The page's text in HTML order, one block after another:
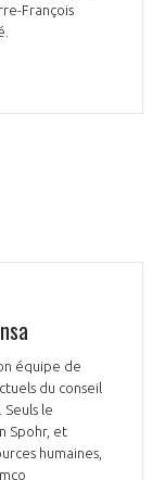
François
équipe de
du conseil
Seuls le
Spohr, et
humaines,